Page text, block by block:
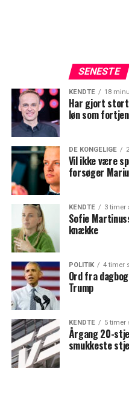
SENESTE
KENDTE 18
Har gjort stort
løn som
DE KONGELIGE
Vil ikke være
forsøger
KENDTE 3 timer
Sofie
knække
POLITIK 4 timer
Ord fra
Trump
KENDTE 5 timer
Årgang 20-
smukkeste